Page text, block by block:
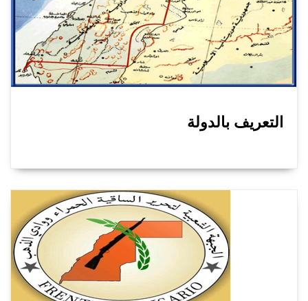
التعريف بالدولة